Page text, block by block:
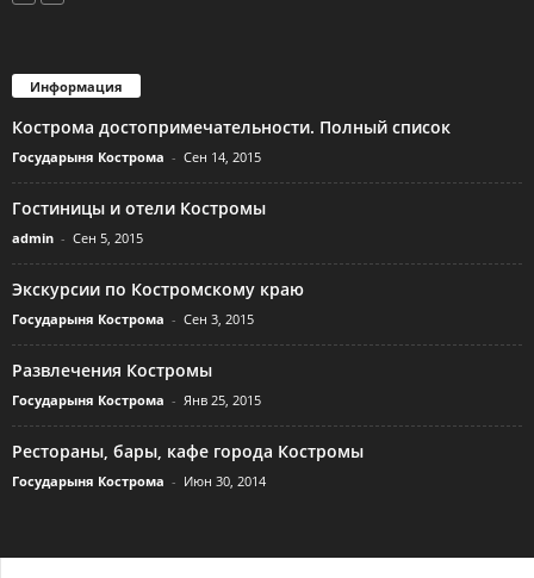
Информация
Кострома достопримечательности. Полный список
Государыня Кострома - Сен 14, 2015
Гостиницы и отели Костромы
admin - Сен 5, 2015
Экскурсии по Костромскому краю
Государыня Кострома - Сен 3, 2015
Развлечения Костромы
Государыня Кострома - Янв 25, 2015
Рестораны, бары, кафе города Костромы
Государыня Кострома - Июн 30, 2014